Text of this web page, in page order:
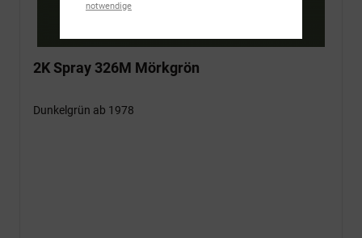
2K Spray 326M Mörkgrön
Dunkelgrün ab 1978
notwendige